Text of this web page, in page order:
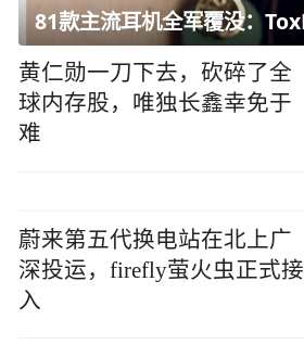
黄仁勋一刀下去，砍碎了全
球内存股，唯独长鑫幸免于
难
蔚来第五代换电站在北上广
深投运，firefly萤火虫正式接
入